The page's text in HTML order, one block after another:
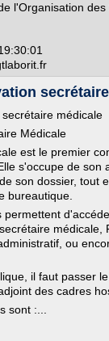
l'Organisation des
médicale
Médicale
est le premier
s'occupe de son
son dossier, tout
bureautique.
permettent
médicale,
ou
il faut passer
des cadres
sont :...